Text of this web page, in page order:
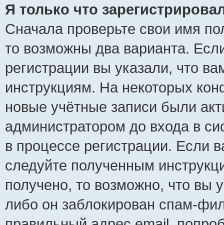
Я только что
Сначала проверьте свои имя
то возможны два варианта.
регистрации вы указали, что
инструкциям. На некоторых
новые учётные записи были
администратором до входа в
в процессе регистрации.
следуйте полученным
получено, то возможно, что вы
либо он заблокирован спам-